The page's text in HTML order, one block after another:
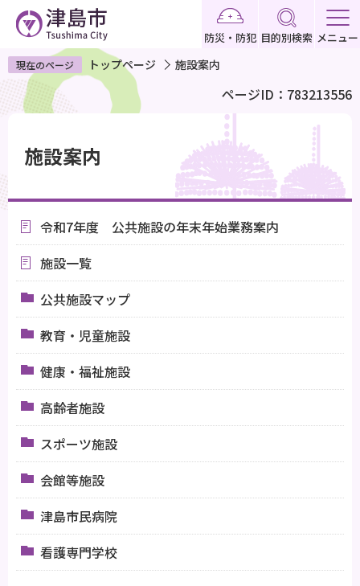
ペ
ー
ジ
で
す
防災・防犯 目的別検索 メニュー
現在のページ トップページ 施設案内
ページID：783213556
施設案内
令和7年度 公共施設の年末年始業務案内
施設一覧
公共施設マップ
教育・児童施設
健康・福祉施設
高齢者施設
スポーツ施設
会館等施設
津島市民病院
看護専門学校